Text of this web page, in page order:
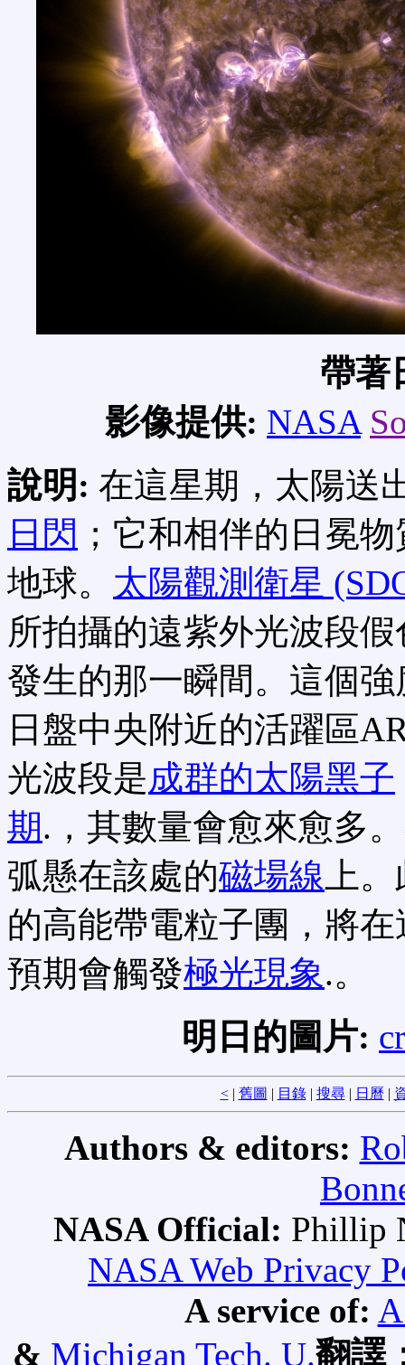
帶著
影像提供: NASA
說明: 在這星期，太陽送
日閃 ；它和相伴的日冕
地球。 太陽觀測衛星
所拍攝的遠紫外光波段
發生的那一瞬間。這個強
日盤中央附近的活躍區
光波段是成群的太陽黑子
期.，其數量會愈來愈多
弧懸在該處的磁場線 上
的高能帶電粒子團，將
預期會觸發極光現象.。
明日的圖片:
<| 舊圖 | 目錄| 搜尋| 日曆 |
Authors & editors:
NASA Official: Phillip
NASA Web Privacy
A service of:
& Michigan Tech. U.翻譯